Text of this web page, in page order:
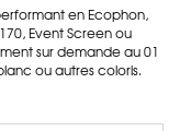
en Ecophon,
Event Screen ou
sur demande au 01
ou autres coloris.